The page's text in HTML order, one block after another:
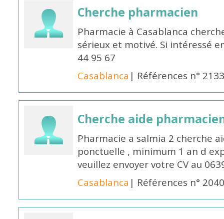
Cherche pharmacien
Pharmacie à Casablanca
sérieux et motivé. Si intéressé
44 95 67
Casablanca | Références n°
Cherche aide
Pharmacie a salmia 2 cherche
ponctuelle , minimum 1 an d
veuillez envoyer votre CV au
Casablanca | Références n°